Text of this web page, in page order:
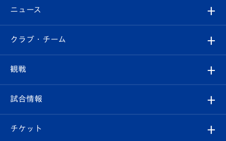
ニュース
すべて
クラブ
試合情報
クラブ・チーム
クラブ概要
観戦
観戦ルール
試合情報
試合日程/結果
チケット